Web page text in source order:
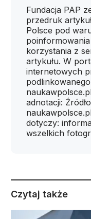
Fundacja PAP
przedruk
Polsce pod
korzystania z
artykułu. W
internetowych
adnotacji:
dotyczy:
wszelkich
Czytaj także